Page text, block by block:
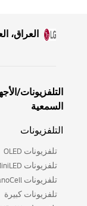
العراق،
التلفزيونات/
السمعية
التلفزيونات
تلفزيونات OLED
تلفزيونات QNED MiniLED
تلفزيونات NanoCell
تلفزيونات كبيرة